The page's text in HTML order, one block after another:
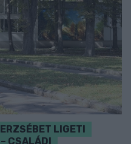
LIGETI
CSALÁDI